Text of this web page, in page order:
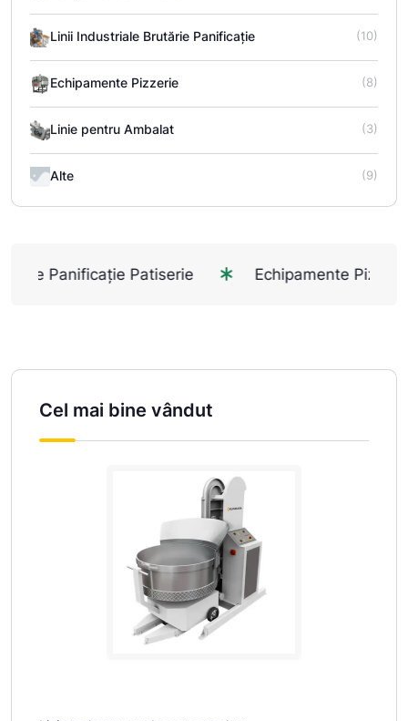
Linii Industriale Brutărie Panificație (10)
Echipamente Pizzerie (8)
Linie pentru Ambalat (3)
Alte (9)
Patiserie Echipamente Pizzerie
Cel mai bine vândut